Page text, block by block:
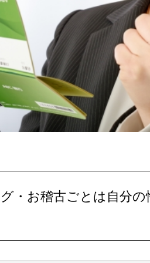
グ・お稽古ごとは自分